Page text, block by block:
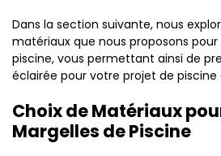
Dans la section suivante, nous
matériaux que nous proposons
piscine, vous permettant ainsi de
éclairée pour votre projet de piscine
Choix de Matériaux
Margelles de Piscine